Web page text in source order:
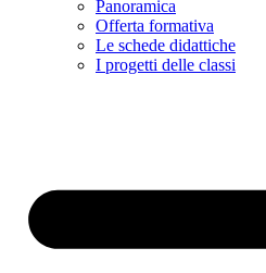
Panoramica
Offerta formativa
Le schede didattiche
I progetti delle classi